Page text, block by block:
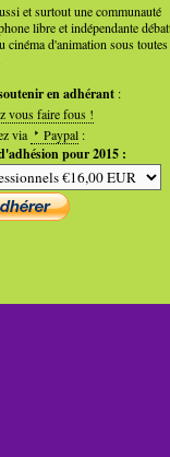
et surtout une communauté
libre et indépendante
cinéma d'animation sous toutes
en adhérant :
vous faire fous !
via
Paypal :
pour 2015 :